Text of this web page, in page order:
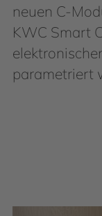
neuen C-
KWC Smart
parametriert